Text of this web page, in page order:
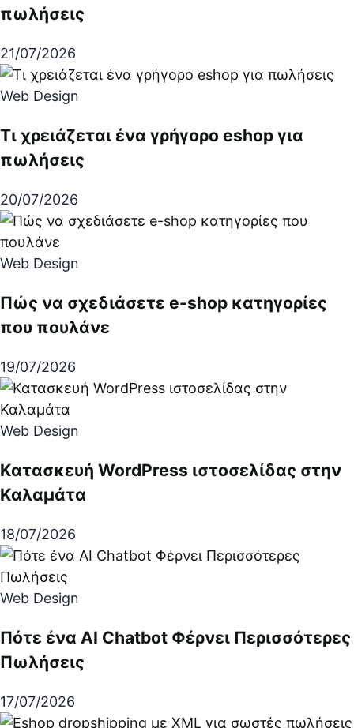
πωλήσεις
21/07/2026
Web Design
Τι χρειάζεται ένα γρήγορο eshop για
πωλήσεις
20/07/2026
Web Design
Πώς να σχεδιάσετε e-shop κατηγορίες
που πουλάνε
19/07/2026
Web Design
Κατασκευή WordPress ιστοσελίδας στην
Καλαμάτα
18/07/2026
Web Design
Πότε ένα AI Chatbot Φέρνει Περισσότερες
Πωλήσεις
17/07/2026